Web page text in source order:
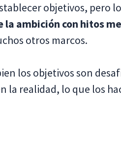
objetivos, pero
la ambición con hitos
otros marcos.
los objetivos son
la realidad, lo que los